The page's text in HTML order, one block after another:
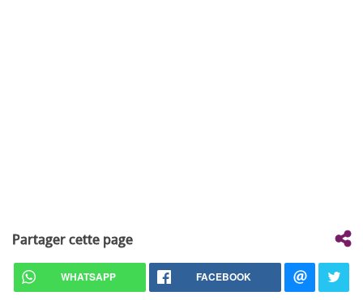
Partager cette page
WHATSAPP FACEBOOK